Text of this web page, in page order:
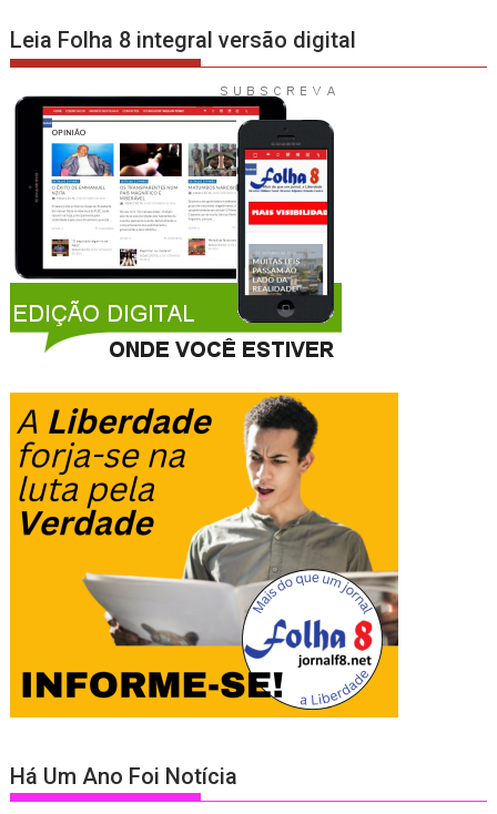
Leia Folha 8 integral versão digital
Há Um Ano Foi Notícia